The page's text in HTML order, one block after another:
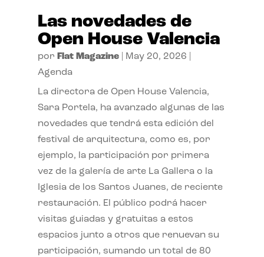
Las novedades de
Open House Valencia
por Flat Magazine| May 20, 2026
Agenda
La directora de Open House Valencia,
Sara Portela, ha avanzado algunas de las
novedades que tendrá esta edición del
festival de arquitectura, como es, por
ejemplo, la participación por primera
vez de la galería de arte La Gallera o la
Iglesia de los Santos Juanes, de reciente
restauración. El público podrá hacer
visitas guiadas y gratuitas a estos
espacios junto a otros que renuevan su
participación, sumando un total de 80